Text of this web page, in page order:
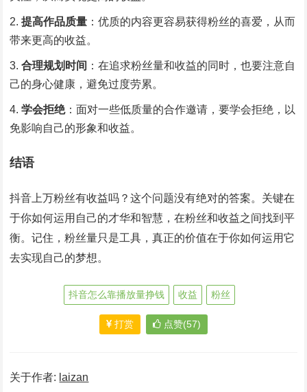
提高作品质量 ：优质的内容更容易获得粉丝的喜爱，从而
带来更高的收益。
合理规划时间 ：在追求粉丝量和收益的同时，也要注意自
己的身心健康，避免过度劳累。
学会拒绝：面对一些低质量的合作邀请，要学会拒绝，以
免影响自己的形象和收益。
结语
抖音上万粉丝有收益吗？这个问题没有绝对的答案。关键在
于你如何运用自己的才华和智慧，在粉丝和收益之间找到平
衡。记住，粉丝量只是工具，真正的价值在于你如何运用它
去实现自己的梦想。
抖音怎么靠播放量挣钱 收益 粉丝
打赏 点赞(57)
关于作者: laizan